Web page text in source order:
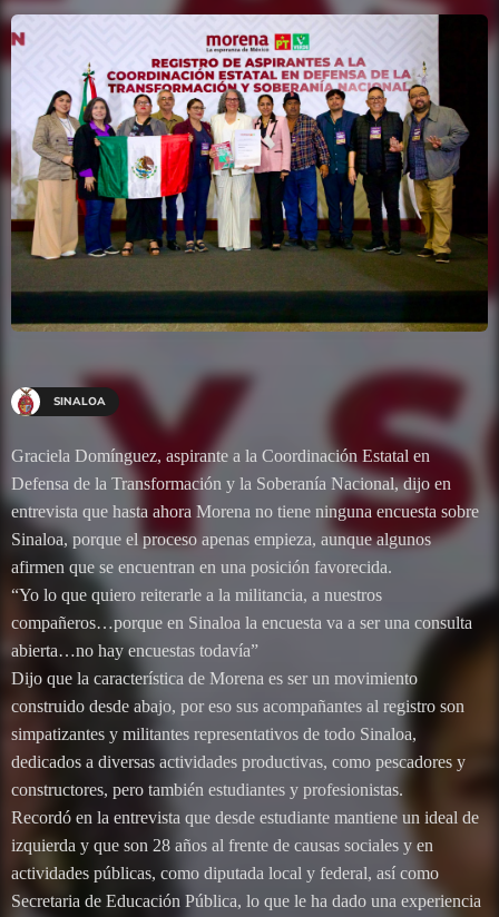
SINALOA
Graciela Domínguez, aspirante a la Coordinación Estatal en
Defensa de la Transformación y la Soberanía Nacional, dijo en
entrevista que hasta ahora Morena no tiene ninguna encuesta sobre
Sinaloa, porque el proceso apenas empieza, aunque algunos
afirmen que se encuentran en una posición favorecida.
“Yo lo que quiero reiterarle a la militancia, a nuestros
compañeros…porque en Sinaloa la encuesta va a ser una consulta
abierta…no hay encuestas todavía”
Dijo que la característica de Morena es ser un movimiento
construido desde abajo, por eso sus acompañantes al registro son
simpatizantes y militantes representativos de todo Sinaloa,
dedicados a diversas actividades productivas, como pescadores y
constructores, pero también estudiantes y profesionistas.
Recordó en la entrevista que desde estudiante mantiene un ideal de
izquierda y que son 28 años al frente de causas sociales y en
actividades públicas, como diputada local y federal, así como
Secretaria de Educación Pública, lo que le ha dado una experiencia